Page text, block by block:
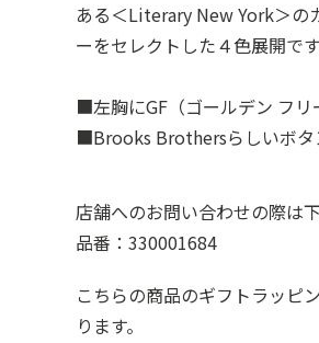
ある＜Literary New York＞の
ーをセレクトした４色展開で
■左胸にGF（ゴールデン フ
■Brooks Brothersらしいボタ
店舗へのお問い合わせの際は
品番：330001684
こちらの商品のギフトラッピ
ります。